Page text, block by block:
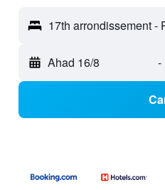
17th arrondissement -
Ahad 16/8 -